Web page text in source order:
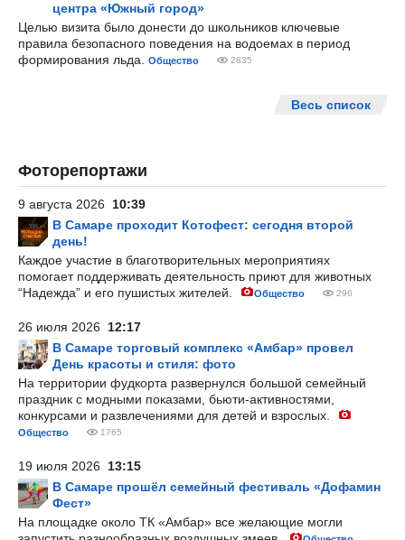
центра «Южный город»
Целью визита было донести до школьников ключевые
правила безопасного поведения на водоемах в период
формирования льда.
Общество 2835
Весь список
Фоторепортажи
9 августа 2026 10:39
В Самаре проходит Котофест: сегодня второй
день!
Каждое участие в благотворительных мероприятиях
помогает поддерживать деятельность приют для животных
“Надежда” и его пушистых жителей.
Общество 296
26 июля 2026 12:17
В Самаре торговый комплекс «Амбар» провел
День красоты и стиля: фото
На территории фудкорта развернулся большой семейный
праздник с модными показами, бьюти-активностями,
конкурсами и развлечениями для детей и взрослых.
Общество 1765
19 июля 2026 13:15
В Самаре прошёл семейный фестиваль «Дофамин
Фест»
На площадке около ТК «Амбар» все желающие могли